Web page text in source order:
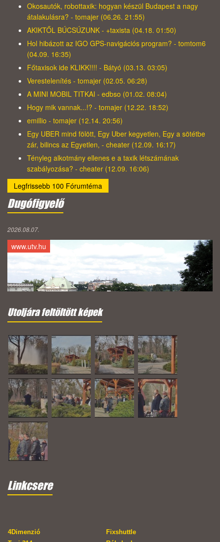
Okosautók, robottaxik: hogyan készül Budapest a nagy
átalakulásra? - tomajer (06.26. 21:55)
AKIKTŐL BÚCSÚZUNK - +taxista (04.18. 01:50)
Hol hibázott az IGO GPS-navigációs program? - tomtom6
(04.09. 16:35)
Főtaxisok ide KLIKK!!!! - Bátyó (03.13. 03:05)
Verestelenítés - tomajer (02.05. 06:28)
A MINI MOBIL TITKAI - edbso (01.02. 08:04)
Hogy mik vannak...!? - tomajer (12.22. 18:52)
emillio - tomajer (12.14. 20:56)
Egy UBER mind fölött, Egy Uber kegyetlen, Egy a sötétbe
zár, bilincs az Egyetlen, - cheater (12.09. 16:17)
Tényleg alkotmány ellenes e a taxik létszámának
szabályozása? - cheater (12.09. 16:06)
Legfrissebb 100 Fórumtéma
Dugófigyelő
2026.08.07.
www.utv.hu
Utoljára feltöltött képek
Linkcsere
4Dimenzió
Fixshuttle